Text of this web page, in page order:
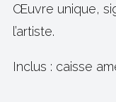
Œuvre unique,
l’artiste.
Inclus : caisse